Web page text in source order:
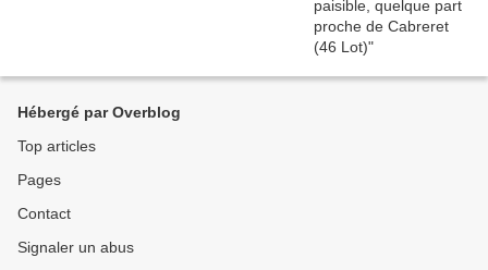
Hébergé par Overblog
Top articles
Pages
Contact
Signaler un abus